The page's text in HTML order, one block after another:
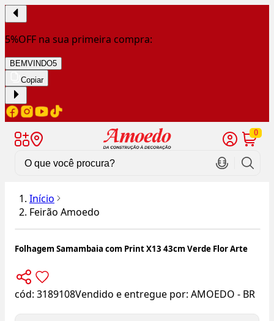
5%OFF na sua primeira compra:
BEMVINDO5
Copiar
0
Início
Feirão Amoedo
Folhagem Samambaia com Print X13 43cm Verde Flor Arte
cód: 3189108Vendido e entregue por: AMOEDO - BR